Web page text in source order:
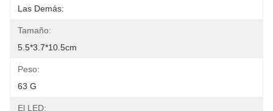
Las Demás:
Tamaño:
5.5*3.7*10.5cm
Peso:
63 G
El LED: